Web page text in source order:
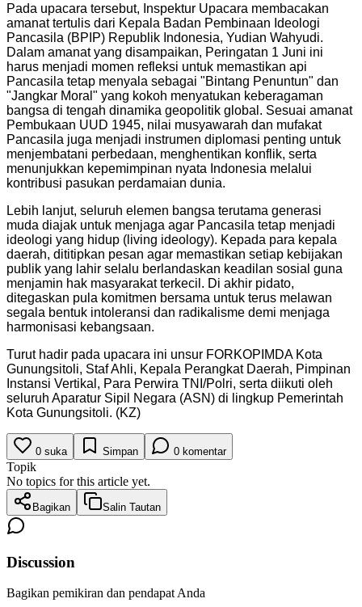
Pada upacara tersebut, Inspektur Upacara membacakan
amanat tertulis dari Kepala Badan Pembinaan Ideologi
Pancasila (BPIP) Republik Indonesia, Yudian Wahyudi.
Dalam amanat yang disampaikan, Peringatan 1 Juni ini
harus menjadi momen refleksi untuk memastikan api
Pancasila tetap menyala sebagai "Bintang Penuntun" dan
"Jangkar Moral" yang kokoh menyatukan keberagaman
bangsa di tengah dinamika geopolitik global. Sesuai amanat
Pembukaan UUD 1945, nilai musyawarah dan mufakat
Pancasila juga menjadi instrumen diplomasi penting untuk
menjembatani perbedaan, menghentikan konflik, serta
menunjukkan kepemimpinan nyata Indonesia melalui
kontribusi pasukan perdamaian dunia.
Lebih lanjut, seluruh elemen bangsa terutama generasi
muda diajak untuk menjaga agar Pancasila tetap menjadi
ideologi yang hidup (living ideology). Kepada para kepala
daerah, dititipkan pesan agar memastikan setiap kebijakan
publik yang lahir selalu berlandaskan keadilan sosial guna
menjamin hak masyarakat terkecil. Di akhir pidato,
ditegaskan pula komitmen bersama untuk terus melawan
segala bentuk intoleransi dan radikalisme demi menjaga
harmonisasi kebangsaan.
Turut hadir pada upacara ini unsur FORKOPIMDA Kota
Gunungsitoli, Staf Ahli, Kepala Perangkat Daerah, Pimpinan
Instansi Vertikal, Para Perwira TNI/Polri, serta diikuti oleh
seluruh Aparatur Sipil Negara (ASN) di lingkup Pemerintah
Kota Gunungsitoli. (KZ)
0 suka Simpan 0 komentar
Topik
No topics for this article yet.
Bagikan Salin Tautan
Discussion
Bagikan pemikiran dan pendapat Anda